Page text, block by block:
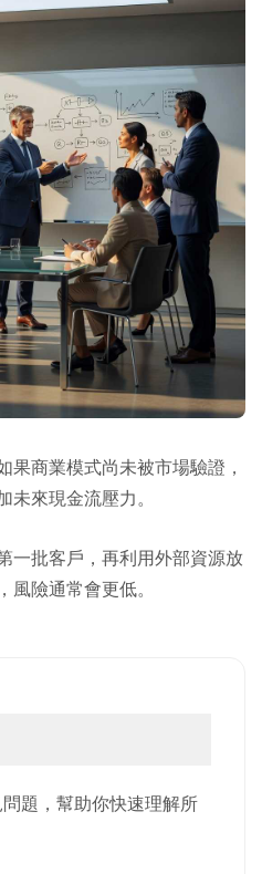
商業模式尚未被市場驗證，
來現金流壓力。
一批客戶，再利用外部資源放
險通常會更低。
題，幫助你快速理解所